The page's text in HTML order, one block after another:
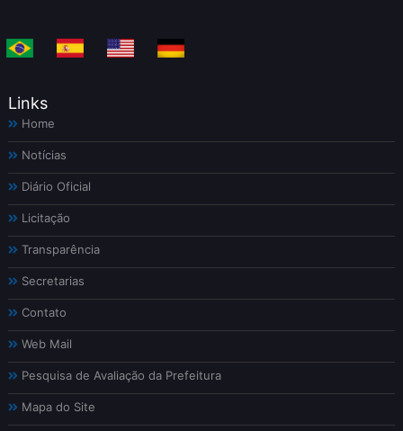
Links
Home
Notícias
Diário Oficial
Licitação
Transparência
Secretarias
Contato
Web Mail
Pesquisa de Avaliação da Prefeitura
Mapa do Site